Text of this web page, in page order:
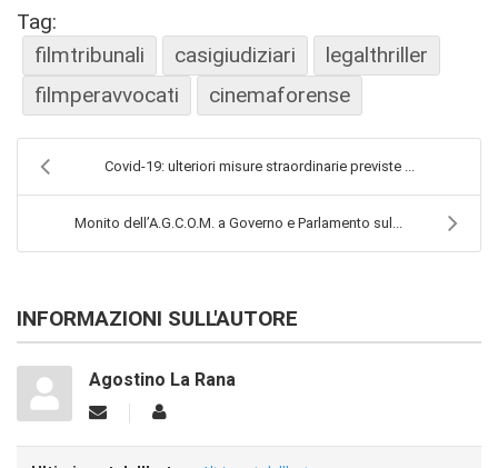
Tag:
filmtribunali
casigiudiziari
legalthriller
filmperavvocati
cinemaforense
Covid-19: ulteriori misure straordinarie previste ...
Monito dell’A.G.C.O.M. a Governo e Parlamento sul...
INFORMAZIONI SULL'AUTORE
Agostino La Rana